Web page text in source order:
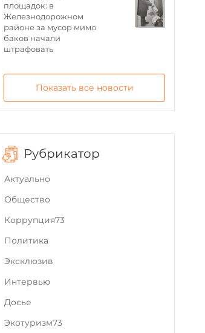
площадок: в
Железнодорожном
районе за мусор мимо
баков начали
штрафовать
Показать все новости
Рубрикатор
Актуально
Общество
Коррупция73
Политика
Эксклюзив
Интервью
Досье
Экотуризм73